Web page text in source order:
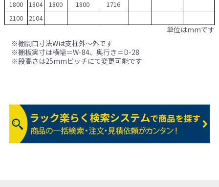
1800 1804 1800 1800
1716
2100
2104
単位はmmです
※棚間口寸法Wは支柱外〜外です
※棚板実寸は横幅＝W-84、奥行き＝D-28
※段高さは25mmピッチにて変更可能です